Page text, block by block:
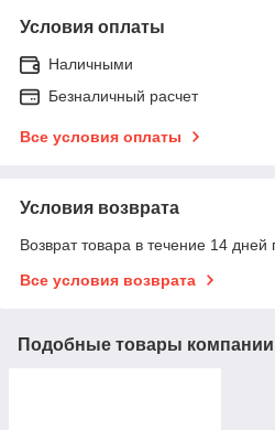
Условия оплаты
Наличными
Безналичный расчет
Все условия оплаты
Условия возврата
Возврат товара в течение 14 дней
Все условия возврата
Подобные товары компании